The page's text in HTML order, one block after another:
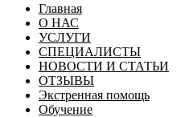
Главная
О НАС
УСЛУГИ
СПЕЦИАЛИСТЫ
НОВОСТИ И СТАТЬИ
ОТЗЫВЫ
Экстренная помощь
Обучение